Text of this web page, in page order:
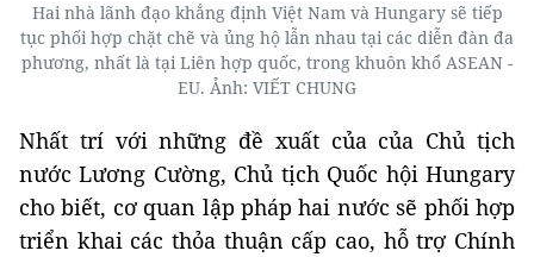
Hai nhà lãnh đạo khẳng định Việt Nam và Hungary sẽ tiếp
tục phối hợp chặt chẽ và ủng hộ lẫn nhau tại các diễn đàn đa
phương, nhất là tại Liên hợp quốc, trong khuôn khổ ASEAN -
EU. Ảnh: VIẾT CHUNG
Nhất trí với những đề xuất của của Chủ tịch
nước Lương Cường, Chủ tịch Quốc hội Hungary
cho biết, cơ quan lập pháp hai nước sẽ phối hợp
triển khai các thỏa thuận cấp cao, hỗ trợ Chính